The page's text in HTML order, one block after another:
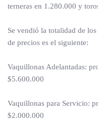
terneras en 1.280.000 y
Se vendió la totalidad de
de precios es el siguiente:
Vaquillonas Adelantadas:
$5.600.000
Vaquillonas para Servicio:
$2.000.000